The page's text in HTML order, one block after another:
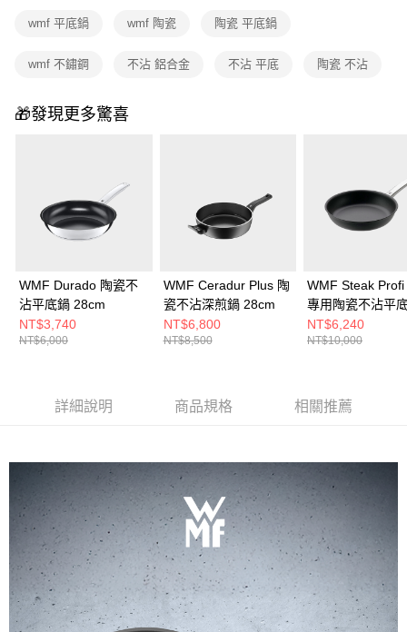
每筆NT$100，滿NT$999(含以上)免運費
wmf 平底鍋 wmf 陶瓷 陶瓷 平底鍋
wmf 不鏽鋼 不沾 鋁合金 不沾 平底 陶瓷 不沾
🎁發現更多驚喜
WMF Durado 陶瓷不
沾平底鍋 28cm
NT$3,740
NT$6,000
WMF Ceradur Plus 陶
瓷不沾深煎鍋 28cm
NT$6,800
NT$8,500
WMF Steak Profi
專用陶瓷不沾平
24cm
NT$6,240
NT$10,000
詳細說明 商品規格 相關推薦